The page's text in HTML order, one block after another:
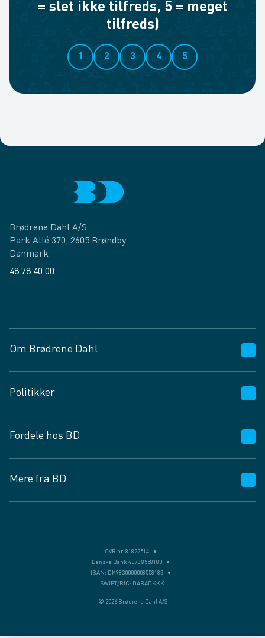
= slet ikke tilfreds, 5 = meget
tilfreds)
1 2 3 4 5
Brødrene Dahl A/S
Park Allé 370, 2605 Brøndby
Danmark
48 78 40 00
Om Brødrene Dahl
Vagttelefon 30 10 89 89
Spørgsmål og svar
Job og karriere
Fødevarekontrolrapport
Politikker
Privatlivspolitik
Cookies
Vilkår og betingelser
Fordele hos BD
BD app
BD.dk services
Mere fra BD
CVR nr. 81822514
Danske Bank 4073 8558183
IBAN: DK9830000008558183
SWIFT/BIC: DABADKKK
© 2026 Brødrene Dahl A/S